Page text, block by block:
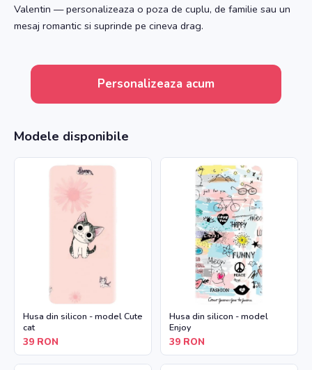
Valentin — personalizeaza o poza de cuplu, de familie sau un
mesaj romantic si suprinde pe cineva drag.
Personalizeaza acum
Modele disponibile
Husa din silicon - model Cute
cat
39 RON
Husa din silicon - model
Enjoy
39 RON